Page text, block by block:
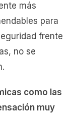
más
para
frente
no se
como las
muy